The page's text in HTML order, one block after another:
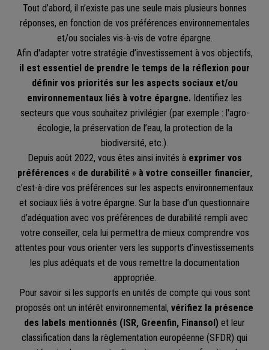
Tout d’abord, il n’existe pas une seule mais plusieurs bonnes
réponses, en fonction de vos préférences environnementales
et/ou sociales vis-à-vis de votre épargne.
Afin d'adapter votre stratégie d’investissement à vos objectifs,
il est essentiel de prendre le temps de la réflexion pour
définir vos priorités sur les aspects sociaux et/ou
environnementaux liés à votre épargne. Identifiez les
secteurs que vous souhaitez privilégier (par exemple : l'agro-
écologie, la préservation de l’eau, la protection de la
biodiversité, etc.).
Depuis août 2022, vous êtes ainsi invités à exprimer vos
préférences « de durabilité » à votre conseiller financier,
c’est-à-dire vos préférences sur les aspects environnementaux
et sociaux liés à votre épargne. Sur la base d’un questionnaire
d’adéquation avec vos préférences de durabilité rempli avec
votre conseiller, cela lui permettra de mieux comprendre vos
attentes pour vous orienter vers les supports d’investissements
les plus adéquats et de vous remettre la documentation
appropriée.
Pour savoir si les supports en unités de compte qui vous sont
proposés ont un intérêt environnemental, vérifiez la présence
des labels mentionnés (ISR, Greenfin, Finansol) et leur
classification dans la règlementation européenne (SFDR) qui